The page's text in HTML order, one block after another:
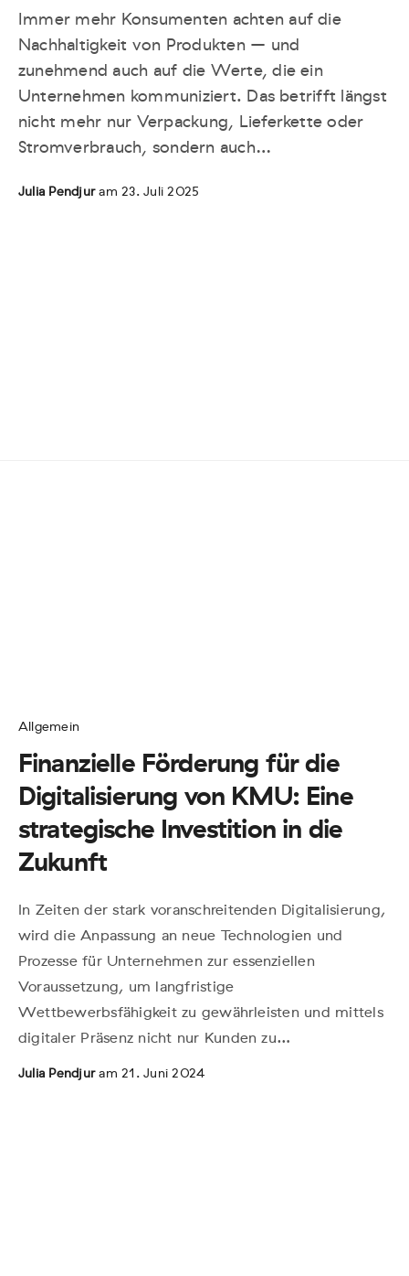
Immer mehr Konsumenten achten auf die
Nachhaltigkeit von Produkten – und
zunehmend auch auf die Werte, die ein
Unternehmen kommuniziert. Das betrifft längst
nicht mehr nur Verpackung, Lieferkette oder
Stromverbrauch, sondern auch…
Julia Pendjuram 23. Juli 2025
Allgemein
Finanzielle Förderung für die
Digitalisierung von KMU: Eine
strategische Investition in die
Zukunft
In Zeiten der stark voranschreitenden Digitalisierung,
wird die Anpassung an neue Technologien und
Prozesse für Unternehmen zur essenziellen
Voraussetzung, um langfristige
Wettbewerbsfähigkeit zu gewährleisten und mittels
digitaler Präsenz nicht nur Kunden zu…
Julia Pendjuram 21. Juni 2024